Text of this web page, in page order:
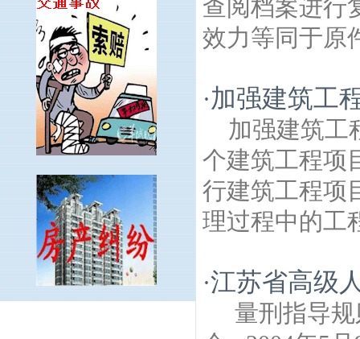
查阅档案进行
效力等同于原
·加强建筑工
加强建筑工
个建筑工程项
行建筑工程项
理过程中的工
·江苏省高级
量刑指导